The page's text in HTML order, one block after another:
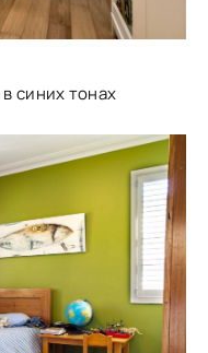
синих тонах